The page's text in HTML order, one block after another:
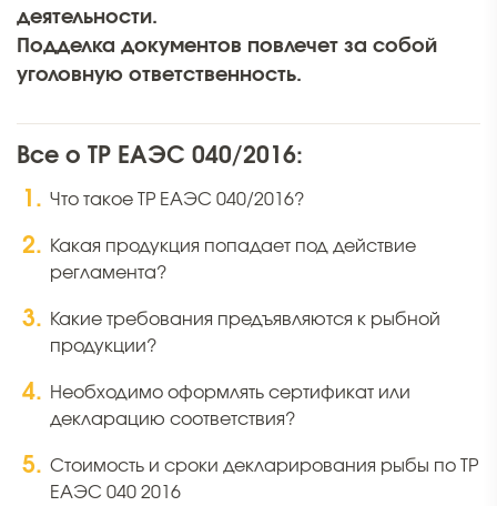
деятельности.
Подделка документов повлечет за собой
уголовную ответственность.
Все о ТР ЕАЭС 040/2016:
Что такое ТР ЕАЭС 040/2016?
Какая продукция попадает под действие
регламента?
Какие требования предъявляются к рыбной
продукции?
Необходимо оформлять сертификат или
декларацию соответствия?
Стоимость и сроки декларирования рыбы по ТР
ЕАЭС 040 2016